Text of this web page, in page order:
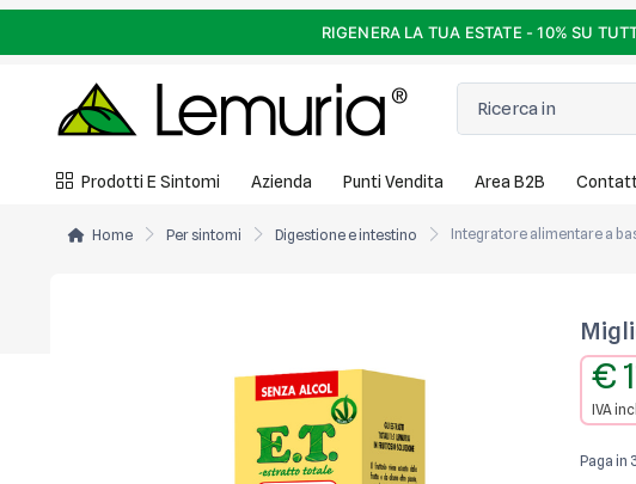
RIGENERA LA TUA ESTATE - 10% SU
Prodotti E Sintomi Azienda Punti Vendita Area B2B
Home Per sintomi Digestione e intestino
€
IVA
Paga in